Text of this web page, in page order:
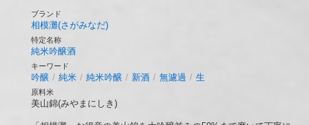
ブランド
相模灘(さがみなだ)
特定名称
純米吟醸酒
キーワード
吟醸 / 純米 / 純米吟醸 / 新酒 / 無濾過 / 生
原料米
美山錦(みやまにしき)